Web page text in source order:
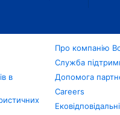
в
Про компанію
Служба
Допомога
Careers